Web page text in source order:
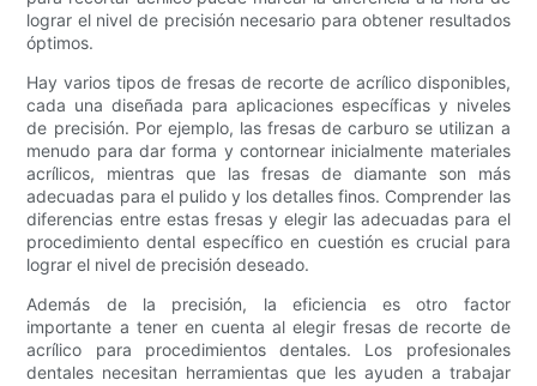
lograr el nivel de precisión necesario para obtener resultados
óptimos.
Hay varios tipos de fresas de recorte de acrílico disponibles,
cada una diseñada para aplicaciones específicas y niveles
de precisión. Por ejemplo, las fresas de carburo se utilizan a
menudo para dar forma y contornear inicialmente materiales
acrílicos, mientras que las fresas de diamante son más
adecuadas para el pulido y los detalles finos. Comprender las
diferencias entre estas fresas y elegir las adecuadas para el
procedimiento dental específico en cuestión es crucial para
lograr el nivel de precisión deseado.
Además de la precisión, la eficiencia es otro factor
importante a tener en cuenta al elegir fresas de recorte de
acrílico para procedimientos dentales. Los profesionales
dentales necesitan herramientas que les ayuden a trabajar